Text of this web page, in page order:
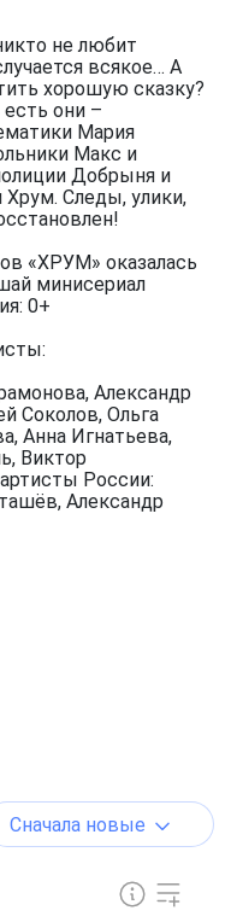
не любит
всякое… А
хорошую сказку?
есть они –
Мария
Макс и
Добрыня и
Следы, улики,
«ХРУМ» оказалась
минисериал
0+
Александр
Соколов, Ольга
Анна Игнатьева,
Виктор
России:
Александр
Сначала новые